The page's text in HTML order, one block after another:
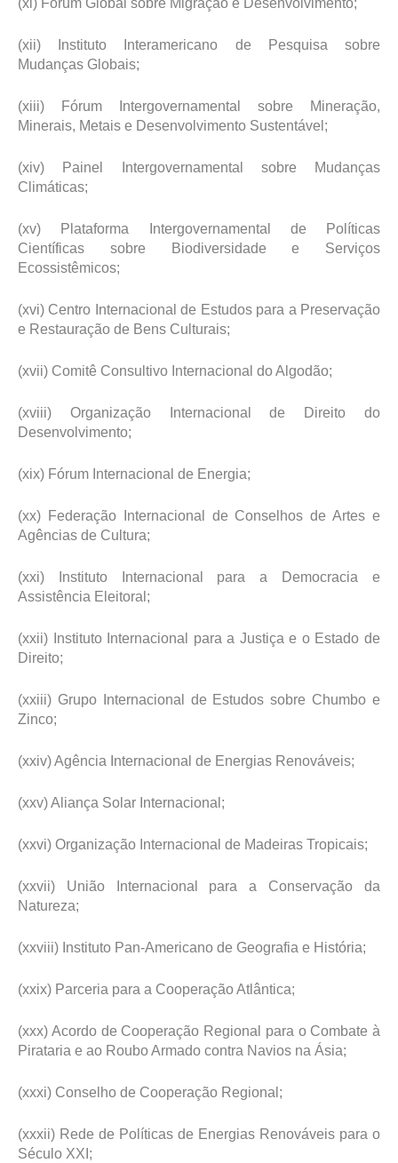
(xi) Fórum Global sobre Migração e Desenvolvimento;
(xii) Instituto Interamericano de Pesquisa sobre
Mudanças Globais;
(xiii) Fórum Intergovernamental sobre Mineração,
Minerais, Metais e Desenvolvimento Sustentável;
(xiv) Painel Intergovernamental sobre Mudanças
Climáticas;
(xv) Plataforma Intergovernamental de Políticas
Científicas sobre Biodiversidade e Serviços
Ecossistêmicos;
(xvi) Centro Internacional de Estudos para a Preservação
e Restauração de Bens Culturais;
(xvii) Comitê Consultivo Internacional do Algodão;
(xviii) Organização Internacional de Direito do
Desenvolvimento;
(xix) Fórum Internacional de Energia;
(xx) Federação Internacional de Conselhos de Artes e
Agências de Cultura;
(xxi) Instituto Internacional para a Democracia e
Assistência Eleitoral;
(xxii) Instituto Internacional para a Justiça e o Estado de
Direito;
(xxiii) Grupo Internacional de Estudos sobre Chumbo e
Zinco;
(xxiv) Agência Internacional de Energias Renováveis;
(xxv) Aliança Solar Internacional;
(xxvi) Organização Internacional de Madeiras Tropicais;
(xxvii) União Internacional para a Conservação da
Natureza;
(xxviii) Instituto Pan-Americano de Geografia e História;
(xxix) Parceria para a Cooperação Atlântica;
(xxx) Acordo de Cooperação Regional para o Combate à
Pirataria e ao Roubo Armado contra Navios na Ásia;
(xxxi) Conselho de Cooperação Regional;
(xxxii) Rede de Políticas de Energias Renováveis para o
Século XXI;